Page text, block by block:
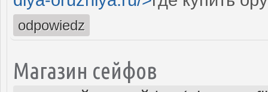
odpowiedz
Магазин сейфов